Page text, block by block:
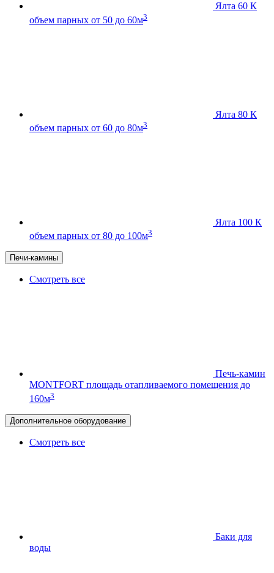
Ялта 60 К
объем парных от 50 до 60м3
Ялта 80 К
объем парных от 60 до 80м3
Ялта 100 К
объем парных от 80 до 100м3
Печи-камины
Смотреть все
Печь-камин
MONTFORT площадь отапливаемого помещения до
160м3
Дополнительное оборудование
Смотреть все
Баки для
воды